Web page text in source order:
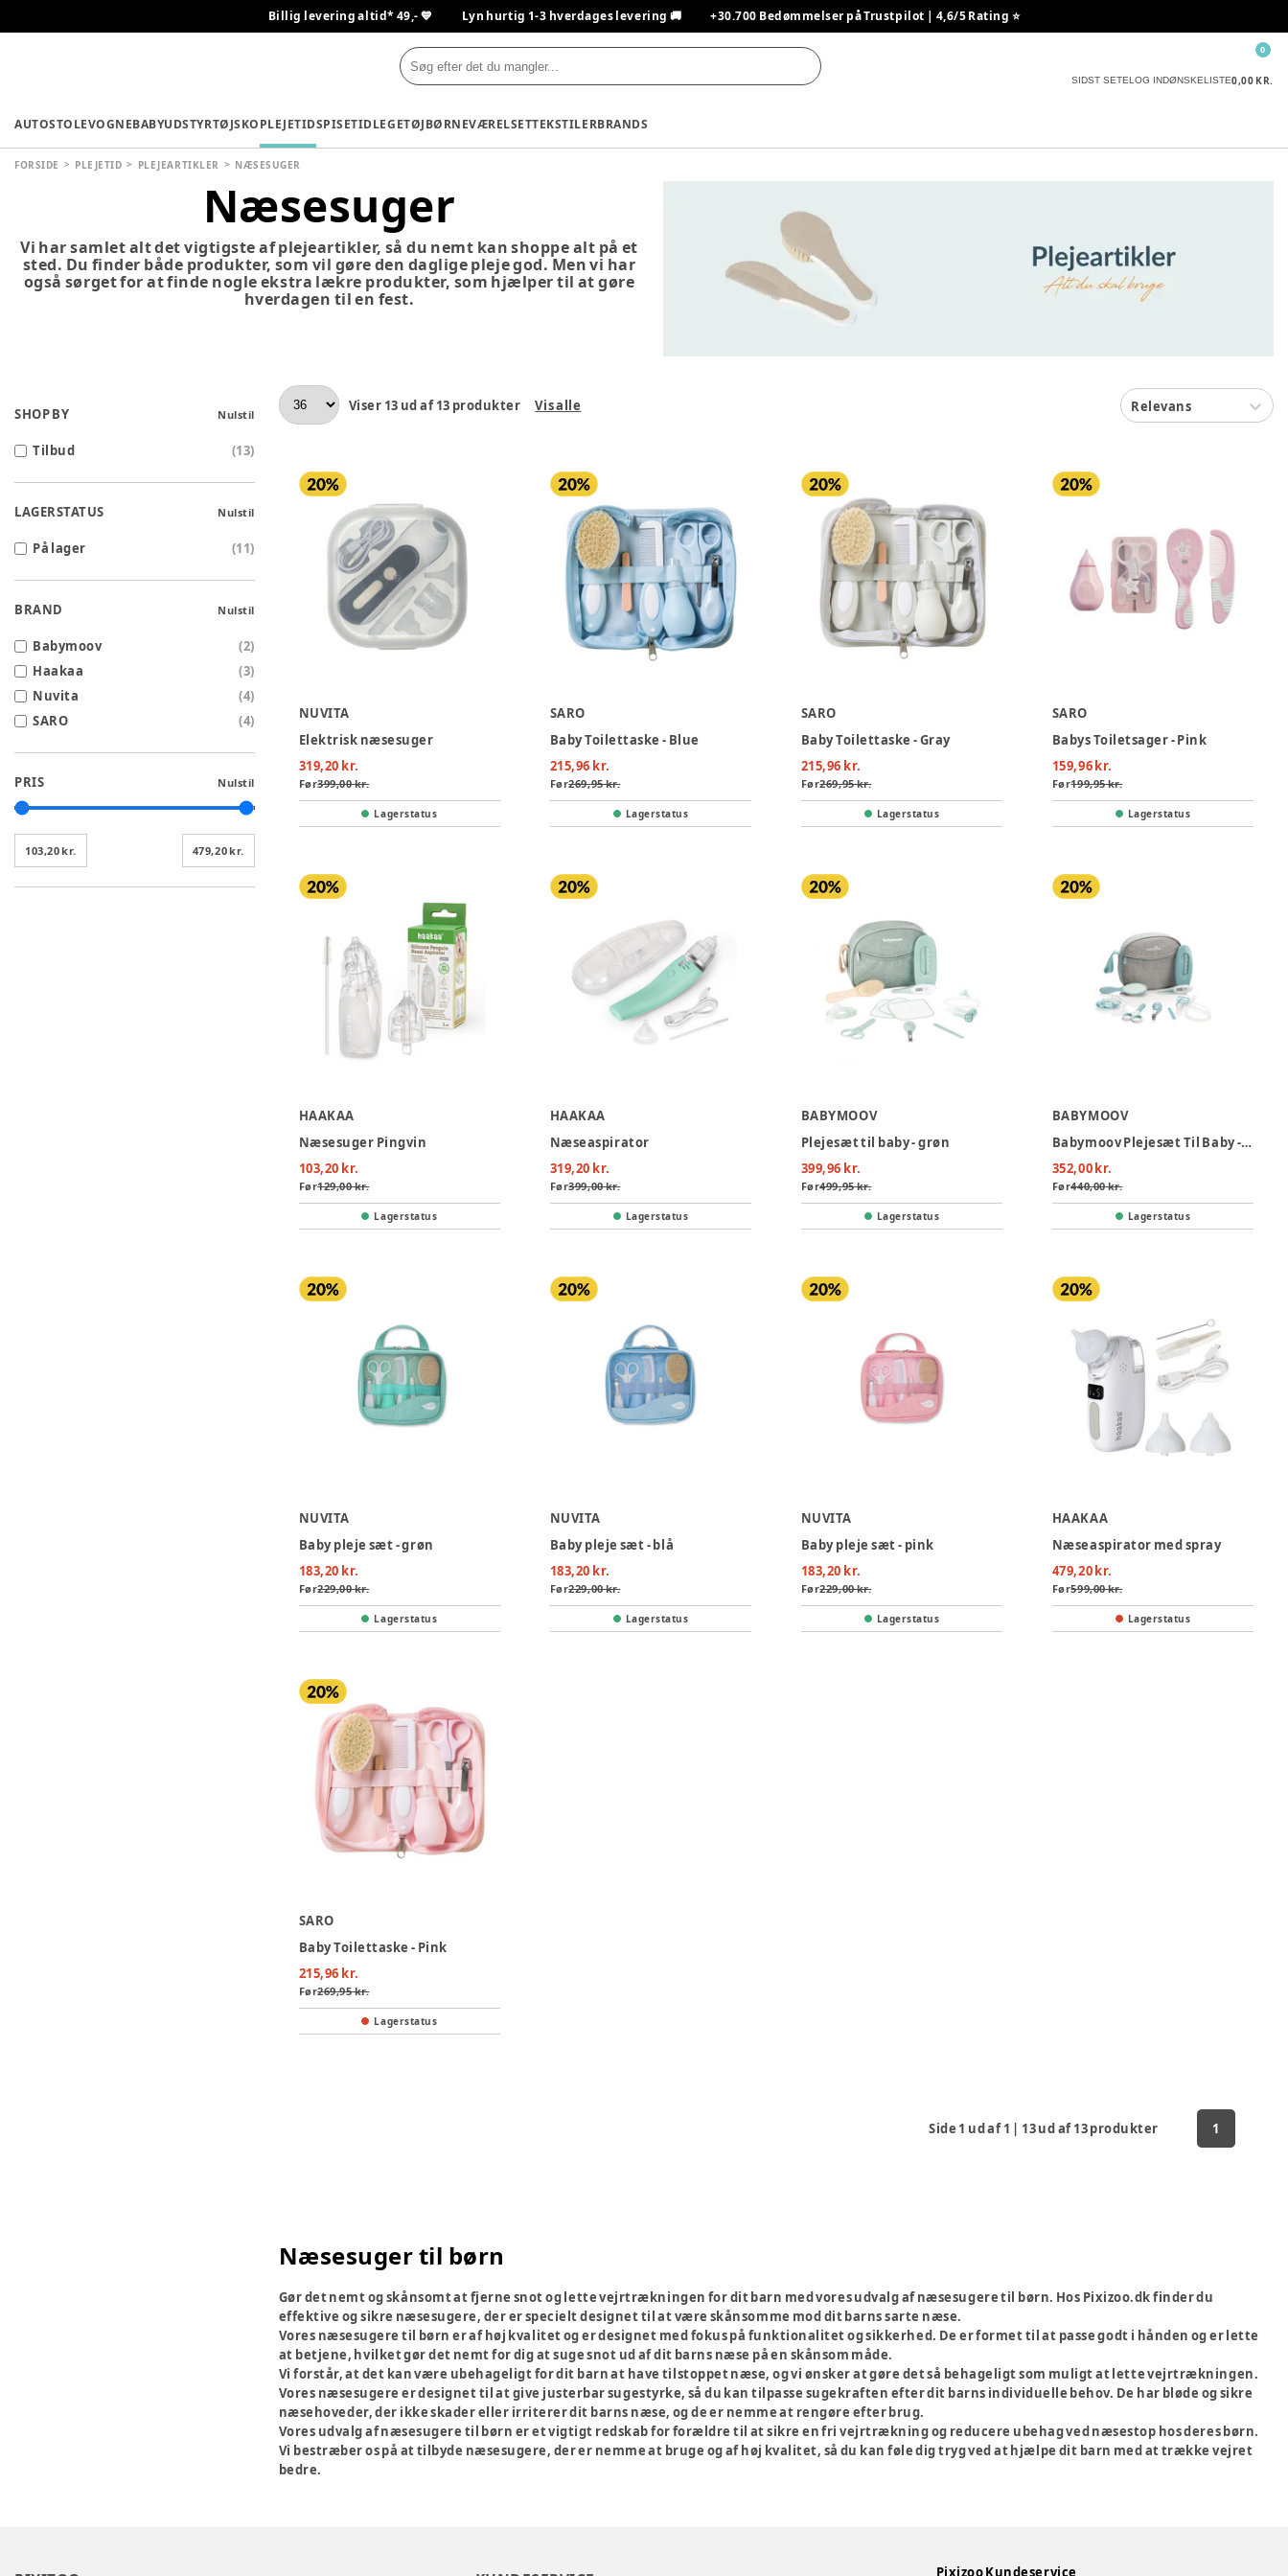
Billig levering altid* 49,- 💙 Lyn hurtig 1-3 hverdages levering 🚚 +30.700 Bedømmelser på Trustpilot | 4,6/5 Rating ⭐️
SIDST SETELOG INDØNSKELISTE0,00 KR.
0
AUTOSTOLEVOGNEBABYUDSTYRTØJSKOPLEJETIDSPISETIDLEGETØJBØRNEVÆRELSETTEKSTILERBRANDS
FORSIDE PLEJETID PLEJEARTIKLER NÆSESUGER
Næsesuger
Vi har samlet alt det vigtigste af plejeartikler, så du nemt kan shoppe alt på et
sted. Du finder både produkter, som vil gøre den daglige pleje god. Men vi har
også sørget for at finde nogle ekstra lækre produkter, som hjælper til at gøre
hverdagen til en fest.
SHOP BY Nulstil
Tilbud (13)
LAGERSTATUS Nulstil
På lager (11)
BRAND Nulstil
Babymoov (2)
Haakaa
(3)
Nuvita
(4)
SARO
(4)
PRIS Nulstil
103,20 kr. 479,20 kr.
Viser 13 ud af 13 produkter Vis alle Relevans
NUVITA
Elektrisk næsesuger
319,20 kr.
Før399,00 kr.
Lagerstatus
SARO
Baby Toilettaske - Blue
215,96 kr.
Før269,95 kr.
Lagerstatus
SARO
Baby Toilettaske - Gray
215,96 kr.
Før269,95 kr.
Lagerstatus
SARO
Babys Toiletsager - Pink
159,96 kr.
Før199,95 kr.
Lagerstatus
HAAKAA
Næsesuger Pingvin
103,20 kr.
Før129,00 kr.
Lagerstatus
HAAKAA
Næseaspirator
319,20 kr.
Før399,00 kr.
Lagerstatus
BABYMOOV
Plejesæt til baby - grøn
399,96 kr.
Før499,95 kr.
Lagerstatus
BABYMOOV
Babymoov Plejesæt Til Baby - Green
352,00 kr.
Før440,00 kr.
Lagerstatus
NUVITA
Baby pleje sæt - grøn
183,20 kr.
Før229,00 kr.
Lagerstatus
NUVITA
Baby pleje sæt - blå
183,20 kr.
Før229,00 kr.
Lagerstatus
NUVITA
Baby pleje sæt - pink
183,20 kr.
Før229,00 kr.
Lagerstatus
HAAKAA
Næseaspirator med spray
479,20 kr.
Før599,00 kr.
Lagerstatus
SARO
Baby Toilettaske - Pink
215,96 kr.
Før269,95 kr.
Lagerstatus
Side 1 ud af1 | 13ud af13produkter 1
Næsesuger til børn
Gør det nemt og skånsomt at fjerne snot og lette vejrtrækningen for dit barn med vores udvalg af næsesugere til børn. Hos Pixizoo.dk finder du
effektive og sikre næsesugere, der er specielt designet til at være skånsomme mod dit barns sarte næse.
Vores næsesugere til børn er af høj kvalitet og er designet med fokus på funktionalitet og sikkerhed. De er formet til at passe godt i hånden og er lette
at betjene, hvilket gør det nemt for dig at suge snot ud af dit barns næse på en skånsom måde.
Vi forstår, at det kan være ubehageligt for dit barn at have tilstoppet næse, og vi ønsker at gøre det så behageligt som muligt at lette vejrtrækningen.
Vores næsesugere er designet til at give justerbar sugestyrke, så du kan tilpasse sugekraften efter dit barns individuelle behov. De har bløde og sikre
næsehoveder, der ikke skader eller irriterer dit barns næse, og de er nemme at rengøre efter brug.
Vores udvalg af næsesugere til børn er et vigtigt redskab for forældre til at sikre en fri vejrtrækning og reducere ubehag ved næsestop hos deres børn.
Vi bestræber os på at tilbyde næsesugere, der er nemme at bruge og af høj kvalitet, så du kan føle dig tryg ved at hjælpe dit barn med at trække vejret
bedre.
Pixizoo Kundeservice